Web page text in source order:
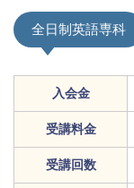
全日制英語専科
入会金
受講料金
受講回数